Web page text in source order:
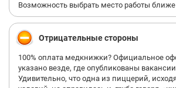
Возможность выбрать место работы
Отрицательные стороны
100% оплата медкнижки? Официальное
указано везде, где опубликованы
Удивительно, что одна из пиццерий,